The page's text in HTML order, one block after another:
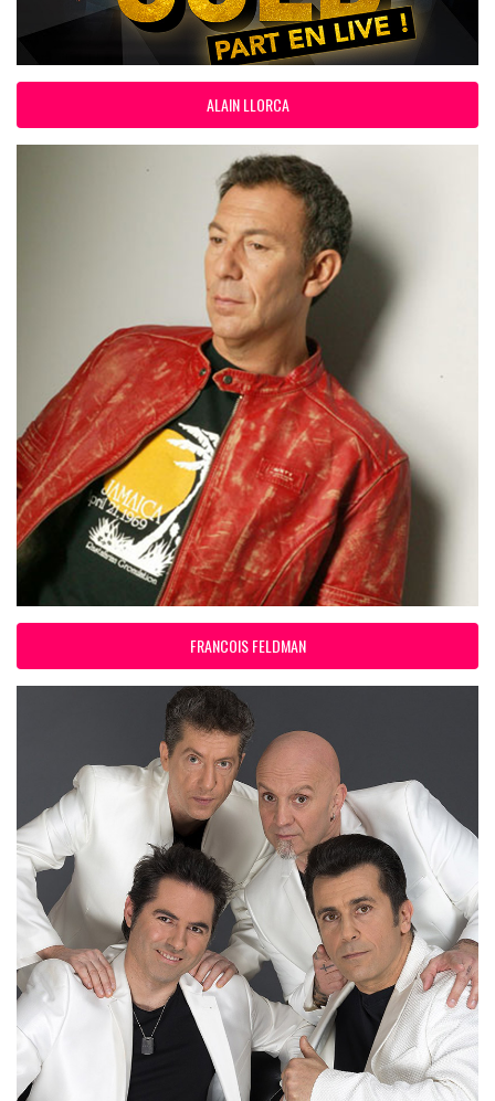
ALAIN LLORCA
FRANCOIS FELDMAN